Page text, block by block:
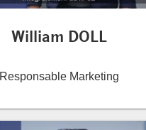
William DOLL
Responsable Marketing